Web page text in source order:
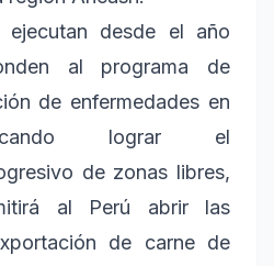
ejecutan desde el año
al programa de
de enfermedades en
lograr el
de zonas libres,
al Perú abrir las
de carne de